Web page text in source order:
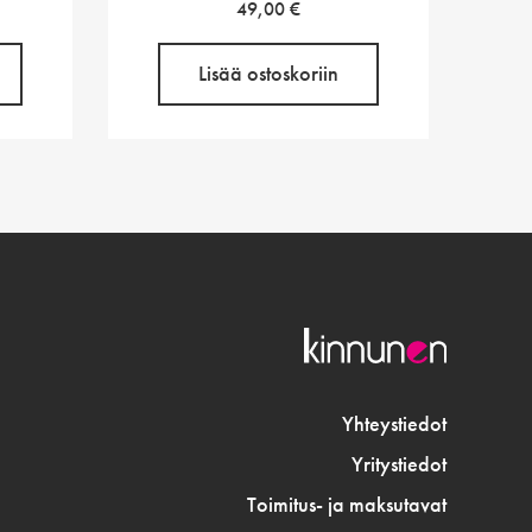
49,00€
Lisää ostoskoriin
Yhteystiedot
Yritystiedot
Toimitus- ja maksutavat